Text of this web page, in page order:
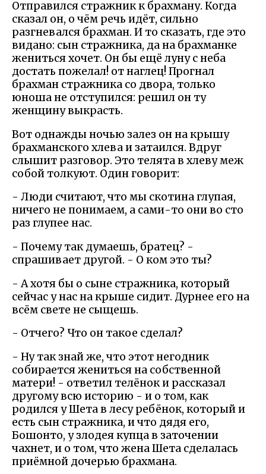
Отправился стражник к брахману. Когда
сказал он, о чём речь идёт, сильно
разгневался брахман. И то сказать, где это
видано: сын стражника, да на брахманке
жениться хочет. Он бы ещё луну с неба
достать пожелал! от наглец! Прогнал
брахман стражника со двора, только
юноша не отступился: решил он ту
женщину выкрасть.
Вот однажды ночью залез он на крышу
брахманского хлева и затаился. Вдруг
слышит разговор. Это телята в хлеву меж
собой толкуют. Один говорит:
- Люди считают, что мы скотина глупая,
ничего не понимаем, а сами-то они во сто
раз глупее нас.
- Почему так думаешь, братец? -
спрашивает другой. - О ком это ты?
- А хотя бы о сыне стражника, который
сейчас у нас на крыше сидит. Дурнее его на
всём свете не сыщешь.
- Отчего? Что он такое сделал?
- Ну так знай же, что этот негодник
собирается жениться на собственной
матери! - ответил телёнок и рассказал
другому всю историю - и о том, как
родился у Шета в лесу ребёнок, который и
есть сын стражника, и что дядя его,
Бошонто, у злодея купца в заточении
чахнет, и о том, что жена Шета сделалась
приёмной дочерью брахмана.